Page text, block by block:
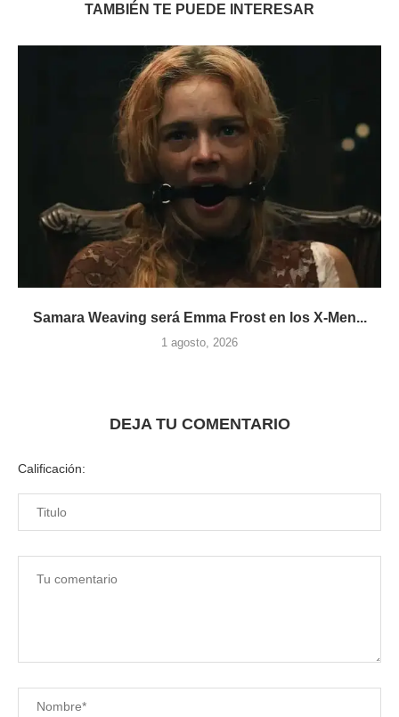
TAMBIÉN TE PUEDE INTERESAR
Samara Weaving será Emma Frost en los X-Men...
1 agosto, 2026
DEJA TU COMENTARIO
Calificación: